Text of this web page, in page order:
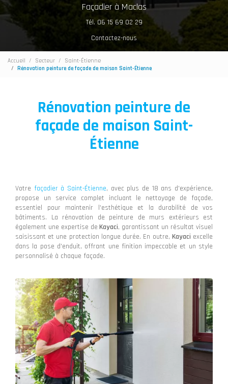
Façadier à Maclas
Tél. 06 15 69 02 29
Contactez-nous
Accueil Secteur
Saint-Étienne
Rénovation peinture de façade de maison Saint-Étienne
Rénovation peinture de
façade de maison Saint-
Étienne
Votre façadier à Saint-Étienne, avec plus de 18 ans d'expérience,
propose un service complet incluant le nettoyage de façade,
essentiel pour maintenir l'esthétique et la durabilité de vos
bâtiments. La rénovation de peinture de murs extérieurs est
également une expertise de Kayaci, garantissant un résultat visuel
saisissant et une protection longue durée. En outre, Kayaci excelle
dans la pose d'enduit, offrant une finition impeccable et un style
personnalisé à chaque façade.